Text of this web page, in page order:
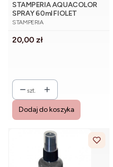
STAMPERIA AQUACOLOR
SPRAY 60ml FIOLET
PRODUCENT
STAMPERIA
Cena
20,00 zł
szt.
Dodaj do koszyka